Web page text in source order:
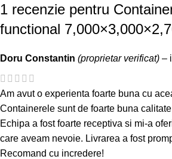
1 recenzie pentru
functional
Doru Constantin (proprietar verificat) –
Am avut o experienta foarte buna cu
Containerele sunt de foarte buna
Echipa a fost foarte receptiva si mi-a
care aveam nevoie. Livrarea a fost
Recomand cu incredere!